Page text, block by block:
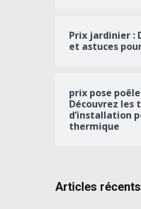
Prix jardinier :
et astuces
prix pose
Découvrez les
d’installation
thermique
Articles récents